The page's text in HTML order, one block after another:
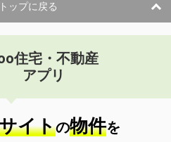
ップに戻る
住宅・不動産
アプリ
イトの物件を